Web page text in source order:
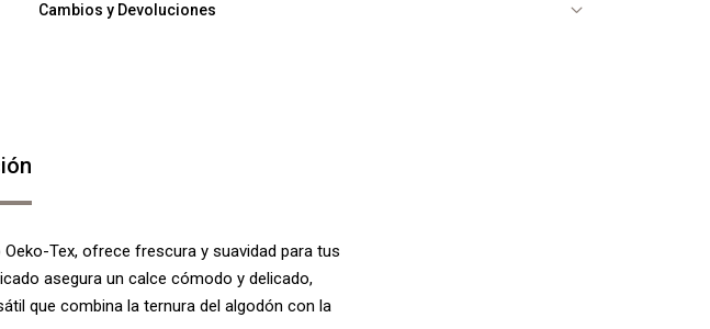
Cambios y Devoluciones
Tex, ofrece frescura y suavidad para tus
asegura un calce cómodo y delicado,
que combina la ternura del algodón con la